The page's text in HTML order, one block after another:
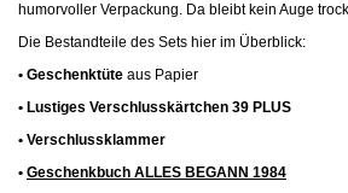
humorvoller Verpackung. Da bleibt kein Auge
Die Bestandteile des Sets hier im Überblick:
• Geschenktüte aus Papier
• Lustiges Verschlusskärtchen 39 PLUS
• Verschlussklammer
• Geschenkbuch ALLES BEGANN 1984